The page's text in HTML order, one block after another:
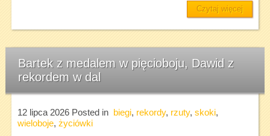
Czytaj więcej
Bartek z medalem w pięcioboju, Dawid z
rekordem w dal
12 lipca 2026Posted in biegi, rekordy, rzuty, skoki,
wieloboje, życiówki